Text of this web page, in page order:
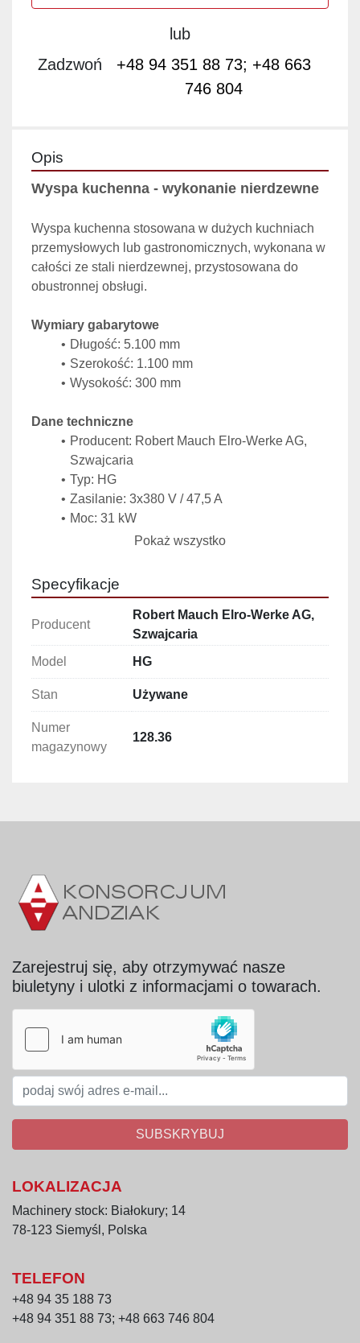
lub
Zadzwoń
+48 94 351 88 73; +48 663
746 804
Opis
Wyspa kuchenna - wykonanie nierdzewne
Wyspa kuchenna stosowana w dużych kuchniach
przemysłowych lub gastronomicznych, wykonana w
całości ze stali nierdzewnej, przystosowana do
obustronnej obsługi.
Wymiary gabarytowe
Długość: 5.100 mm
Szerokość: 1.100 mm
Wysokość: 300 mm
Dane techniczne
Producent: Robert Mauch Elro-Werke AG,
Szwajcaria
Typ: HG
Zasilanie: 3x380 V / 47,5 A
Moc: 31 kW
Obsługa: obustronna
Wyposażenie i sekcje
Stół roboczy: 1.900 x 1.100 mm –
powierzchnia do przygotowania potraw.
Zlewozmywak: 1.100 x 760 mm
Wymiary komory: 650 x 550 x 160 mm
napełniania wody.
Sekcja kuchni elektrycznej: 8 płyt o
wymiarach 300 x 300 mm
Pokaż wszystko
Specyfikacje
Producent
Robert Mauch Elro-Werke AG,
Szwajcaria
Model
HG
Stan Używane
Numer
magazynowy
128.36
Zarejestruj się, aby otrzymywać nasze
biuletyny i ulotki z informacjami o towarach.
SUBSKRYBUJ
LOKALIZACJA
Machinery stock: Białokury; 14
78-123 Siemyśl, Polska
TELEFON
+48 94 35 188 73
+48 94 351 88 73; +48 663 746 804